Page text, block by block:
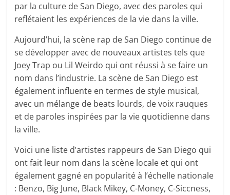
par la culture de San Diego, avec des paroles qui
reflétaient les expériences de la vie dans la ville.
Aujourd’hui, la scène rap de San Diego continue de
se développer avec de nouveaux artistes tels que
Joey Trap ou Lil Weirdo qui ont réussi à se faire un
nom dans l’industrie. La scène de San Diego est
également influente en termes de style musical,
avec un mélange de beats lourds, de voix rauques
et de paroles inspirées par la vie quotidienne dans
la ville.
Voici une liste d’artistes rappeurs de San Diego qui
ont fait leur nom dans la scène locale et qui ont
également gagné en popularité à l’échelle nationale
: Benzo, Big June, Black Mikey, C-Money, C-Siccness,